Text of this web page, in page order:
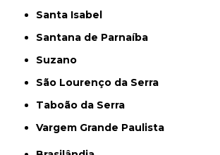
Santa Isabel
Santana de Parnaíba
Suzano
São Lourenço da Serra
Taboão da Serra
Vargem Grande Paulista